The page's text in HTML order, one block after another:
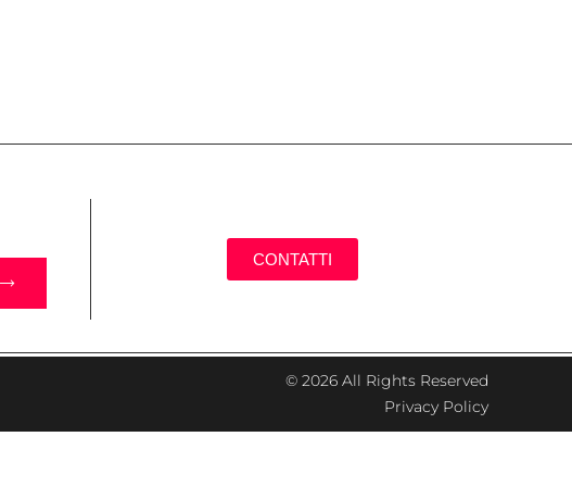
CONTATTI
© 2026 All Rights Reserved
Privacy Policy